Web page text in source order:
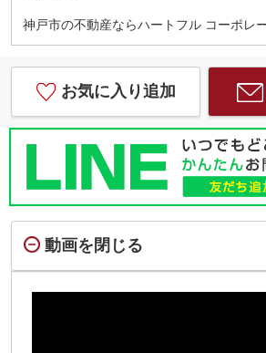
神戸市の不動産ならハートフル コーポレ
お気に入り追加
動画を閉じる